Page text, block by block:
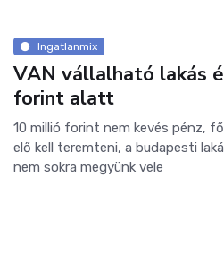
Ingatlanmix
VAN vállalható lakás
forint alatt
10 millió forint nem kevés pénz,
elő kell teremteni, a budapesti
nem sokra megyünk vele